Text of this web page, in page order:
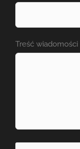
Treść wiadomości